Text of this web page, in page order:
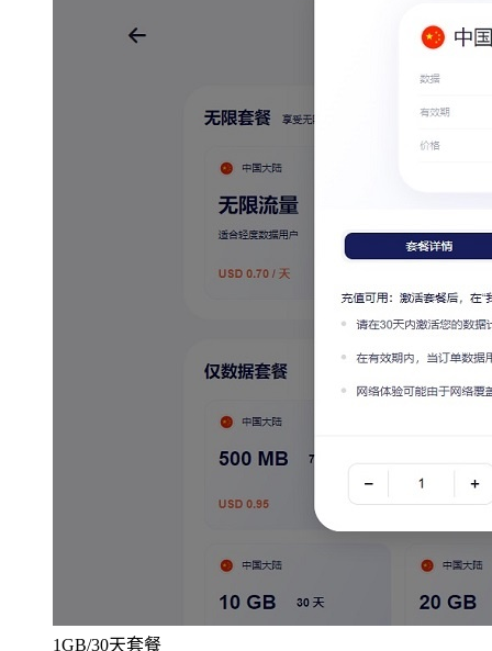
1GB/30天套餐